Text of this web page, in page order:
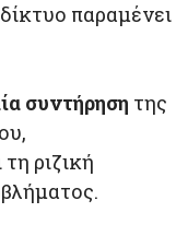
δίκτυο παραμένει
συντήρηση της
ριζική